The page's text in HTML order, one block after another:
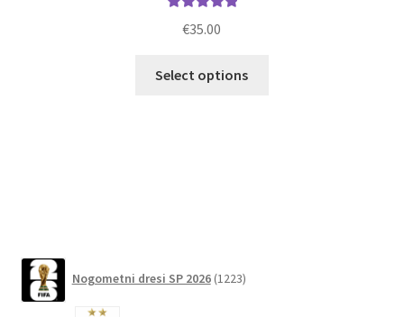
€35.00
Select options
Nogometni dresi SP 2026 1223izdelkov